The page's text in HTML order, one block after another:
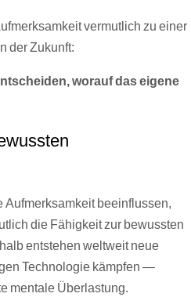
vermutlich zu einer
der Zukunft:
worauf das eigene
Aufmerksamkeit beeinflussen,
die Fähigkeit zur bewussten
entstehen weltweit neue
Technologie kämpfen —
mentale Überlastung.